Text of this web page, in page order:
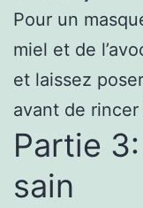
Pour un
miel et de
et laissez
avant de rincer
Partie
sain